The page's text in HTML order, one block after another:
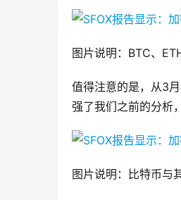
图片说明：BTC、
值得注意的是，从3
强了我们之前的分析
图片说明：比特币与